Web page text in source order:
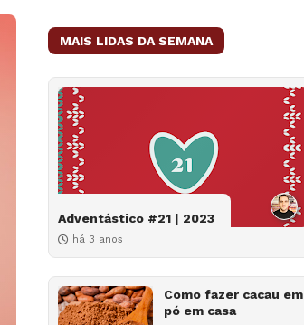
MAIS LIDAS DA SEMANA
Adventástico #21 | 2023
há 3 anos
Como fazer cacau em
pó em casa